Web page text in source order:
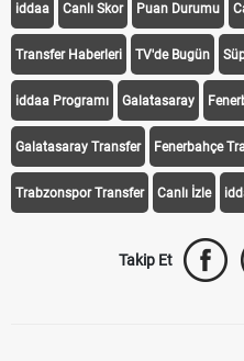
iddaa Canlı Skor Puan Durumu
Transfer Haberleri TV'de Bugün
iddaa Programı Galatasaray
Galatasaray Transfer Fenerbahçe
Trabzonspor Transfer Canlı İzle
Takip Et